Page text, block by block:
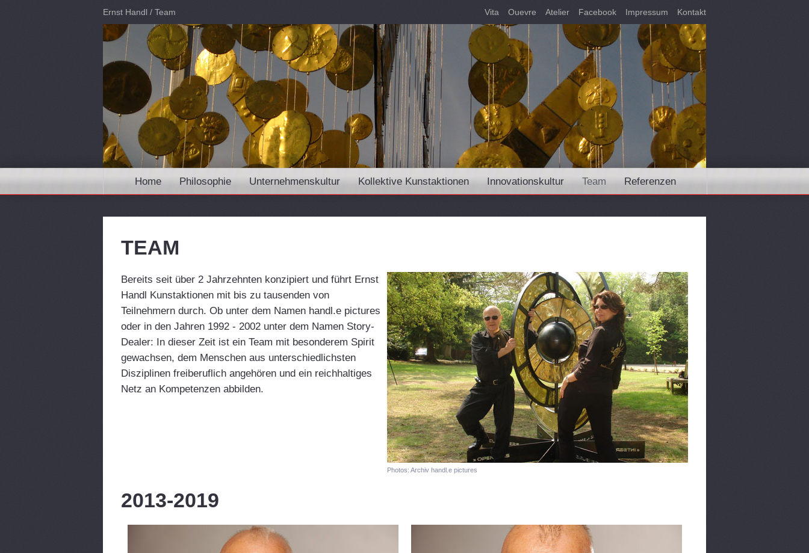
Ernst Handl / Team Vita Ouevre Atelier Facebook Impressum Kontakt
Home Philosophie Unternehmenskultur Kollektive Kunstaktionen Innovationskultur Team Referenzen
TEAM
Photos: Archiv handl.e pictures
Bereits seit über 2 Jahrzehnten konzipiert und führt Ernst
Handl Kunstaktionen mit bis zu tausenden von
Teilnehmern durch. Ob unter dem Namen handl.e pictures
oder in den Jahren 1992 - 2002 unter dem Namen Story-
Dealer: In dieser Zeit ist ein Team mit besonderem Spirit
gewachsen, dem Menschen aus unterschiedlichsten
Disziplinen freiberuflich angehören und ein reichhaltiges
Netz an Kompetenzen abbilden.
2013-2019